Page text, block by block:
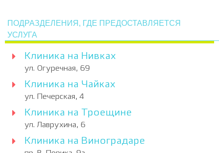
ПОДРАЗДЕЛЕНИЯ, ГДЕ ПРЕДОСТАВЛЯЕТСЯ
УСЛУГА
Клиника на Нивках
ул. Огуречная, 69
Клиника на Чайках
ул. Печерская, 4
Клиника на Троещине
ул. Лаврухина, 6
Клиника на Виноградаре